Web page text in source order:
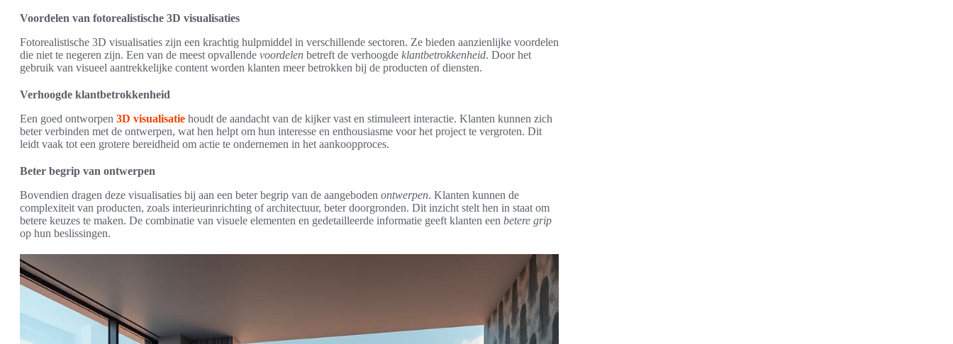
Voordelen van fotorealistische 3D visualisaties
Fotorealistische 3D visualisaties zijn een krachtig hulpmiddel in verschillende sectoren. Ze bieden aanzienlijke voordelen
die niet te negeren zijn. Een van de meest opvallende voordelen betreft de verhoogde klantbetrokkenheid. Door het
gebruik van visueel aantrekkelijke content worden klanten meer betrokken bij de producten of diensten.
Verhoogde klantbetrokkenheid
Een goed ontworpen 3D visualisatie houdt de aandacht van de kijker vast en stimuleert interactie. Klanten kunnen zich
beter verbinden met de ontwerpen, wat hen helpt om hun interesse en enthousiasme voor het project te vergroten. Dit
leidt vaak tot een grotere bereidheid om actie te ondernemen in het aankoopproces.
Beter begrip van ontwerpen
Bovendien dragen deze visualisaties bij aan een beter begrip van de aangeboden ontwerpen. Klanten kunnen de
complexiteit van producten, zoals interieurinrichting of architectuur, beter doorgronden. Dit inzicht stelt hen in staat om
betere keuzes te maken. De combinatie van visuele elementen en gedetailleerde informatie geeft klanten een betere grip
op hun beslissingen.